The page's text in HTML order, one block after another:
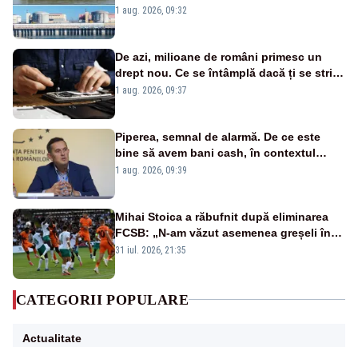
în pericol Centrala Cernavodă era
1 aug. 2026, 09:32
De azi, milioane de români primesc un
drept nou. Ce se întâmplă dacă ți se strică
un produs
1 aug. 2026, 09:37
Piperea, semnal de alarmă. De ce este
bine să avem bani cash, în contextul
alertei energetice?
1 aug. 2026, 09:39
Mihai Stoica a răbufnit după eliminarea
FCSB: „N-am văzut asemenea greșeli în
190 de meciuri europene”
31 iul. 2026, 21:35
CATEGORII POPULARE
Actualitate